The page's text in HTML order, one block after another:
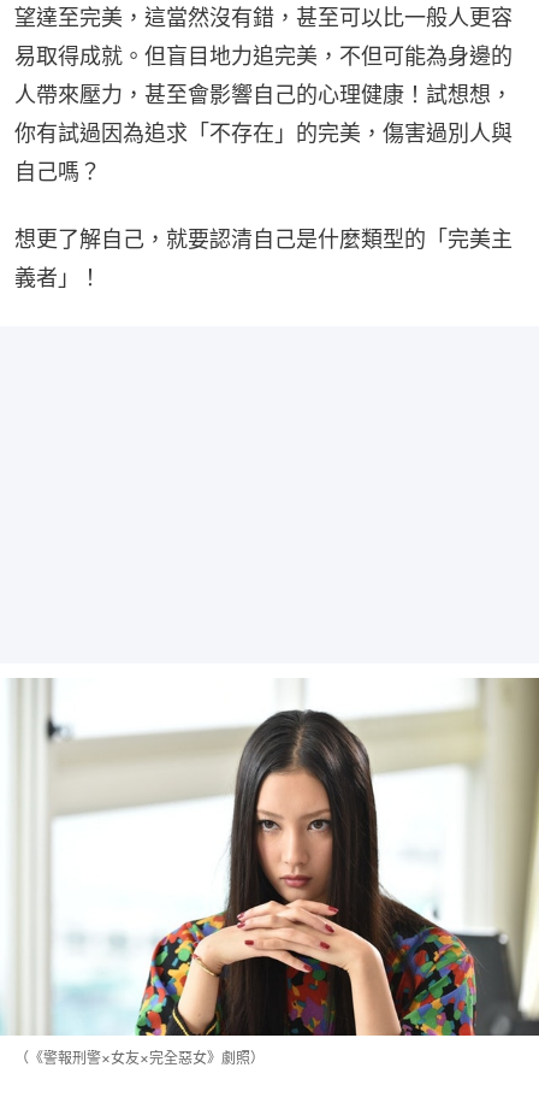
望達至完美，這當然沒有錯，甚至可以比一般人更容
易取得成就。但盲目地力追完美，不但可能為身邊的
人帶來壓力，甚至會影響自己的心理健康！試想想，
你有試過因為追求「不存在」的完美，傷害過別人與
自己嗎？
想更了解自己，就要認清自己是什麼類型的「完美主
義者」！
（《警報刑警×女友×完全惡女》劇照）